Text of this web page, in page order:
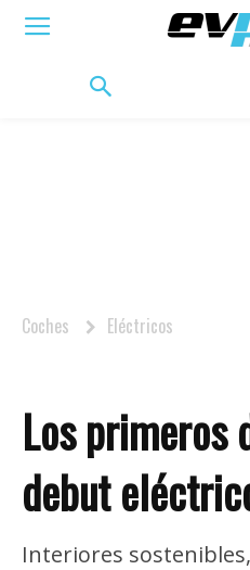
Coches Eléctricos
Los primeros
debut
Interiores